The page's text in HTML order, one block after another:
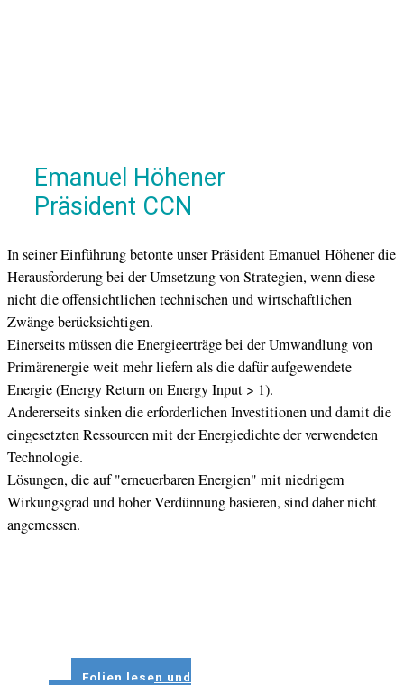
Emanuel Höhener
Präsident CCN
In seiner Einführung betonte unser Präsident Emanuel Höhener die
Herausforderung bei der Umsetzung von Strategien, wenn diese
nicht die offensichtlichen technischen und wirtschaftlichen
Zwänge berücksichtigen.
Einerseits müssen die Energieerträge bei der Umwandlung von
Primärenergie weit mehr liefern als die dafür aufgewendete
Energie (Energy Return on Energy Input > 1).
Andererseits sinken die erforderlichen Investitionen und damit die
eingesetzten Ressourcen mit der Energiedichte der verwendeten
Technologie.
Lösungen, die auf "erneuerbaren Energien" mit niedrigem
Wirkungsgrad und hoher Verdünnung basieren, sind daher nicht
angemessen.
Folien lesen und